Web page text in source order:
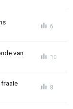
6
van
10
8